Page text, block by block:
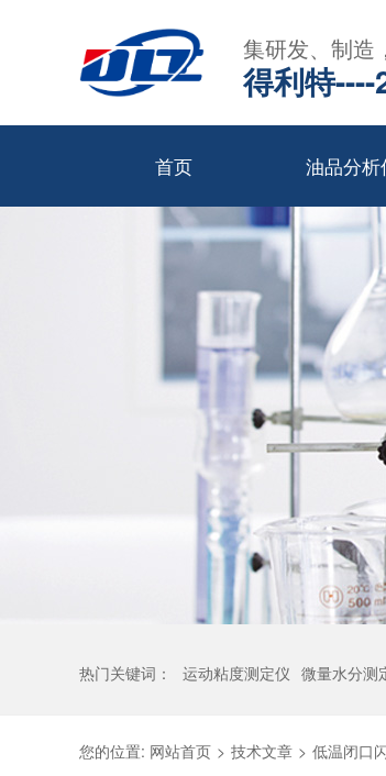
集研发、制造
得利特
首页 油品分析
热门关键词： 运动粘度测定仪 微量水分测
您的位置: 网站首页 > 技术文章 > 低温闭口